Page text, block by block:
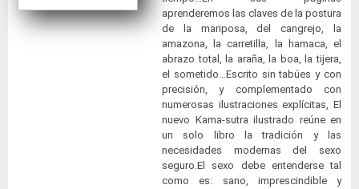
aprenderemos las claves de la postura
de la mariposa, del cangrejo, la
amazona, la carretilla, la hamaca, el
abrazo total, la araña, la boa, la tijera,
el sometido…Escrito sin tabúes y con
precisión, y complementado con
numerosas ilustraciones explícitas, El
nuevo Kama-sutra ilustrado reúne en
un solo libro la tradición y las
necesidades modernas del sexo
seguro.El sexo debe entenderse tal
como es: sano, imprescindible y